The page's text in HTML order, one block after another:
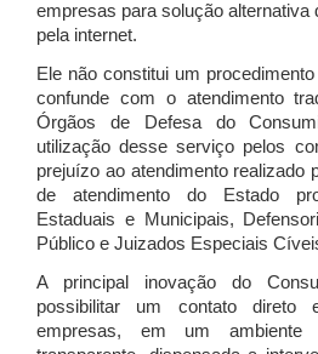
empresas para solução alternativa
pela internet.
Ele não constitui um
confunde com o atendimento
Órgãos de Defesa do
utilização desse serviço pelos
prejuízo ao atendimento realizado
de atendimento do Estado
Estaduais e Municipais,
Público e Juizados Especiais
A principal inovação do
possibilitar um contato direto
empresas, em um ambiente